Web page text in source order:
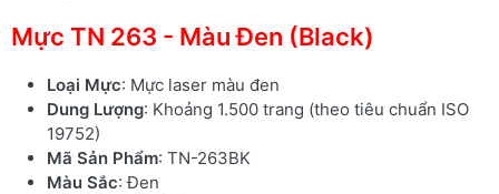
Mực TN 263 - Màu Đen (Black)
Loại Mực: Mực laser màu đen
Dung Lượng: Khoảng 1.500 trang (theo tiêu chuẩn ISO
19752)
Mã Sản Phẩm: TN-263BK
Màu Sắc: Đen